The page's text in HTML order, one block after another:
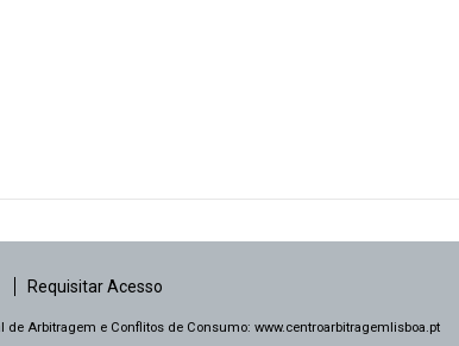
Requisitar Acesso
de Arbitragem e Conflitos de Consumo: www.centroarbitragemlisboa.pt